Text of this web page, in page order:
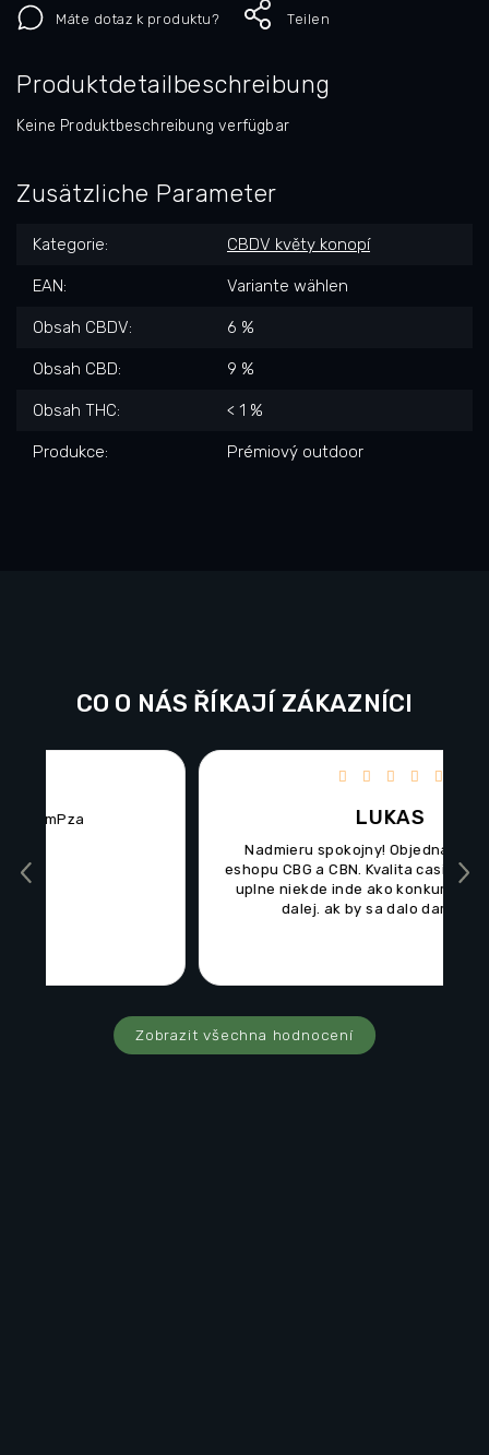
Máte dotaz k produktu? Teilen
Produktdetailbeschreibung
Keine Produktbeschreibung verfügbar
Zusätzliche Parameter
Kategorie: CBDV květy konopí
EAN: Variante wählen
Obsah CBDV: 6 %
Obsah CBD: 9 %
Obsah THC: < 1 %
Produkce: Prémiový outdoor
CO O NÁS ŘÍKAJÍ ZÁKAZNÍCI
Previous
Hodnocení obchodu je 5 z 5 hvězdiček.
Nadmieru spokojny! Objednaval som z SK
eshopu CBG a CBN. Kvalita casich produktov je
uplne niekde inde ako konkurencia. Len tak
dalej. ak by sa dalo dam 10 z 5!
Next
Zobrazit všechna hodnocení